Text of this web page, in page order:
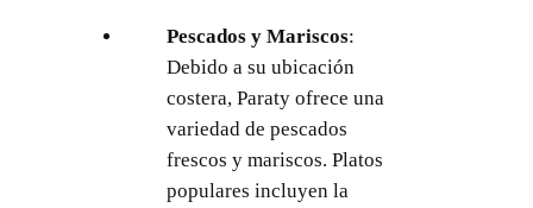
Pescados y Mariscos:
Debido a su ubicación
costera, Paraty ofrece una
variedad de pescados
frescos y mariscos. Platos
populares incluyen la